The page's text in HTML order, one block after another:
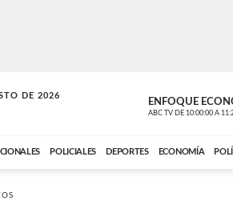
DE 2026
ROMANCE ENFOQUE
ABC TV DE 10:00:00 A
POLICIALES DEPORTES ECONOMÍA